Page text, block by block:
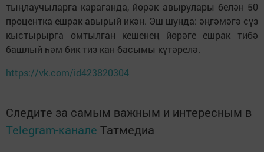
тыңлаучыларга караганда, йөрәк авырулары белән 50
процентка ешрак авырый икән. Эш шунда: әңгәмәгә сүз
кыстырырга омтылган кешенең йөрәге ешрак тибә
башлый һәм бик тиз кан басымы күтәрелә.
https://vk.com/id423820304
Следите за самым важным и интересным в
Telegram-канале Татмедиа